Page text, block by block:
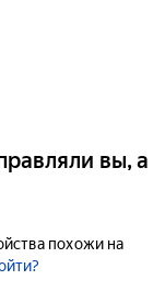
вы, а
похожи на